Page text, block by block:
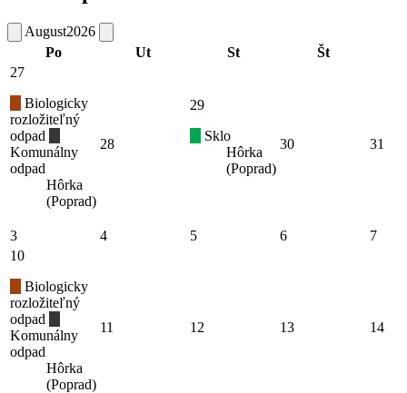
August2026
Po
Ut St Št
27
Biologicky
rozložiteľný
odpad
Komunálny
odpad
Hôrka
(Poprad)
28
29
Sklo
Hôrka
(Poprad)
30 31
3 4 5 6
7
10
Biologicky
rozložiteľný
odpad
Komunálny
odpad
Hôrka
(Poprad)
11 12 13 14